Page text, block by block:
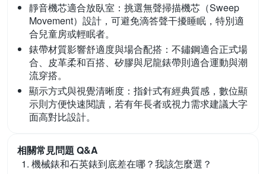
靜音機芯適合放臥室： 挑選無聲掃描機芯（Sweep
Movement）設計，可避免滴答聲干擾睡眠，特別適
合兒童房或輕眠者。
錶帶材質影響舒適度與場合配搭： 不鏽鋼適合正式場
合、皮革柔和百搭、矽膠與尼龍錶帶則適合運動與潮
流穿搭。
顯示方式與視覺清晰度： 指針式有經典質感，數位顯
示則方便快速閱讀，若有年長者或視力需求建議大字
面高對比設計。
相關常見問題 Q&A
機械錶和石英錶到底差在哪？我該怎麼選？